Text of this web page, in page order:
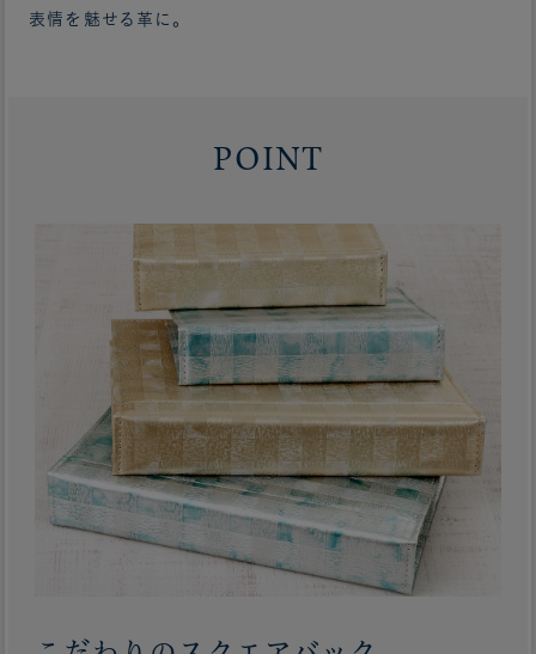
表情を魅せる革に。
POINT